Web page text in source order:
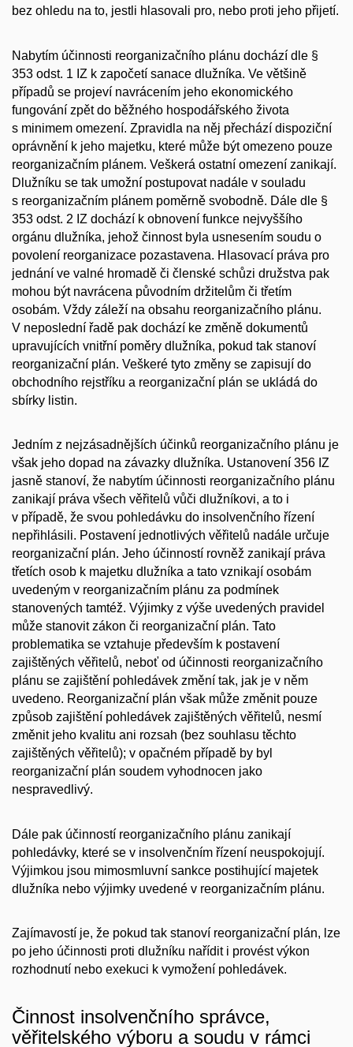
bez ohledu na to, jestli hlasovali pro, nebo proti jeho přijetí.
Nabytím účinnosti reorganizačního plánu dochází dle §
353 odst. 1 IZ k započetí sanace dlužníka. Ve většině
případů se projeví navrácením jeho ekonomického
fungování zpět do běžného hospodářského života
s minimem omezení. Zpravidla na něj přechází dispoziční
oprávnění k jeho majetku, které může být omezeno pouze
reorganizačním plánem. Veškerá ostatní omezení zanikají.
Dlužníku se tak umožní postupovat nadále v souladu
s reorganizačním plánem poměrně svobodně. Dále dle §
353 odst. 2 IZ dochází k obnovení funkce nejvyššího
orgánu dlužníka, jehož činnost byla usnesením soudu o
povolení reorganizace pozastavena. Hlasovací práva pro
jednání ve valné hromadě či členské schůzi družstva pak
mohou být navrácena původním držitelům či třetím
osobám. Vždy záleží na obsahu reorganizačního plánu.
V neposlední řadě pak dochází ke změně dokumentů
upravujících vnitřní poměry dlužníka, pokud tak stanoví
reorganizační plán. Veškeré tyto změny se zapisují do
obchodního rejstříku a reorganizační plán se ukládá do
sbírky listin.
Jedním z nejzásadnějších účinků reorganizačního plánu je
však jeho dopad na závazky dlužníka. Ustanovení 356 IZ
jasně stanoví, že nabytím účinnosti reorganizačního plánu
zanikají práva všech věřitelů vůči dlužníkovi, a to i
v případě, že svou pohledávku do insolvenčního řízení
nepřihlásili. Postavení jednotlivých věřitelů nadále určuje
reorganizační plán. Jeho účinností rovněž zanikají práva
třetích osob k majetku dlužníka a tato vznikají osobám
uvedeným v reorganizačním plánu za podmínek
stanovených tamtéž. Výjimky z výše uvedených pravidel
může stanovit zákon či reorganizační plán. Tato
problematika se vztahuje především k postavení
zajištěných věřitelů, neboť od účinnosti reorganizačního
plánu se zajištění pohledávek změní tak, jak je v něm
uvedeno. Reorganizační plán však může změnit pouze
způsob zajištění pohledávek zajištěných věřitelů, nesmí
změnit jeho kvalitu ani rozsah (bez souhlasu těchto
zajištěných věřitelů); v opačném případě by byl
reorganizační plán soudem vyhodnocen jako
nespravedlivý.
Dále pak účinností reorganizačního plánu zanikají
pohledávky, které se v insolvenčním řízení neuspokojují.
Výjimkou jsou mimosmluvní sankce postihující majetek
dlužníka nebo výjimky uvedené v reorganizačním plánu.
Zajímavostí je, že pokud tak stanoví reorganizační plán, lze
po jeho účinnosti proti dlužníku nařídit i provést výkon
rozhodnutí nebo exekuci k vymožení pohledávek.
Činnost insolvenčního správce,
věřitelského výboru a soudu v rámci